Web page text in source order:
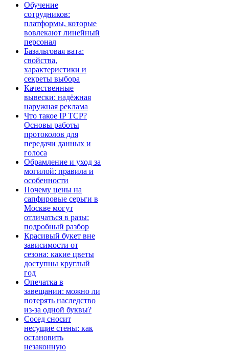
Обучение
сотрудников:
платформы, которые
вовлекают линейный
персонал
Базальтовая вата:
свойства,
характеристики и
секреты выбора
Качественные
вывески: надёжная
наружная реклама
Что такое IP TCP?
Основы работы
протоколов для
передачи данных и
голоса
Обрамление и уход за
могилой: правила и
особенности
Почему цены на
сапфировые серьги в
Москве могут
отличаться в разы:
подробный разбор
Красивый букет вне
зависимости от
сезона: какие цветы
доступны круглый
год
Опечатка в
завещании: можно ли
потерять наследство
из-за одной буквы?
Сосед сносит
несущие стены: как
остановить
незаконную